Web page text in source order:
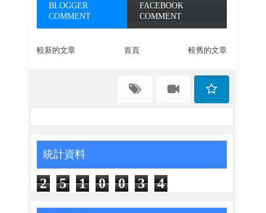
BLOGGER
COMMENT
FACEBOOK
COMMENT
較新的文章 較舊的文章
首頁
統計資料
2 5 1 0 0 3 4